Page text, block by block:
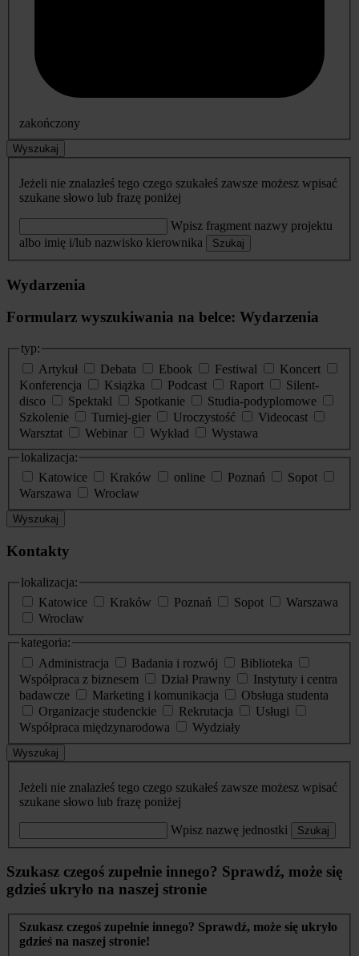
zakończony
Wyszukaj
Jeżeli nie znalazłeś tego czego szukałeś zawsze możesz wpisać
szukane słowo lub frazę poniżej
Wpisz fragment nazwy projektu
albo imię i/lub nazwisko kierownika
Szukaj
Wydarzenia
Formularz wyszukiwania na belce: Wydarzenia
typ:
Artykuł
Debata Ebook Festiwal
Koncert
Konferencja
Książka Podcast Raport
Silent-
disco
Spektakl Spotkanie
Studia-podyplomowe
Szkolenie
Turniej-gier Uroczystość
Videocast
Warsztat
Webinar Wykład
Wystawa
lokalizacja:
Katowice
Kraków online Poznań
Sopot
Warszawa
Wrocław
Wyszukaj
Kontakty
lokalizacja:
Katowice
Kraków Poznań Sopot
Warszawa
Wrocław
kategoria:
Administracja
Badania i rozwój
Biblioteka
Współpraca z biznesem
Dział Prawny
Instytuty i centra
badawcze
Marketing i komunikacja
Obsługa studenta
Organizacje studenckie
Rekrutacja
Usługi
Współpraca międzynarodowa
Wydziały
Wyszukaj
Jeżeli nie znalazłeś tego czego szukałeś zawsze możesz wpisać
szukane słowo lub frazę poniżej
Wpisz nazwę jednostki Szukaj
Szukasz czegoś zupełnie innego? Sprawdź, może się
gdzieś ukryło na naszej stronie
Szukasz czegoś zupełnie innego? Sprawdź, może się ukryło
gdzieś na naszej stronie!